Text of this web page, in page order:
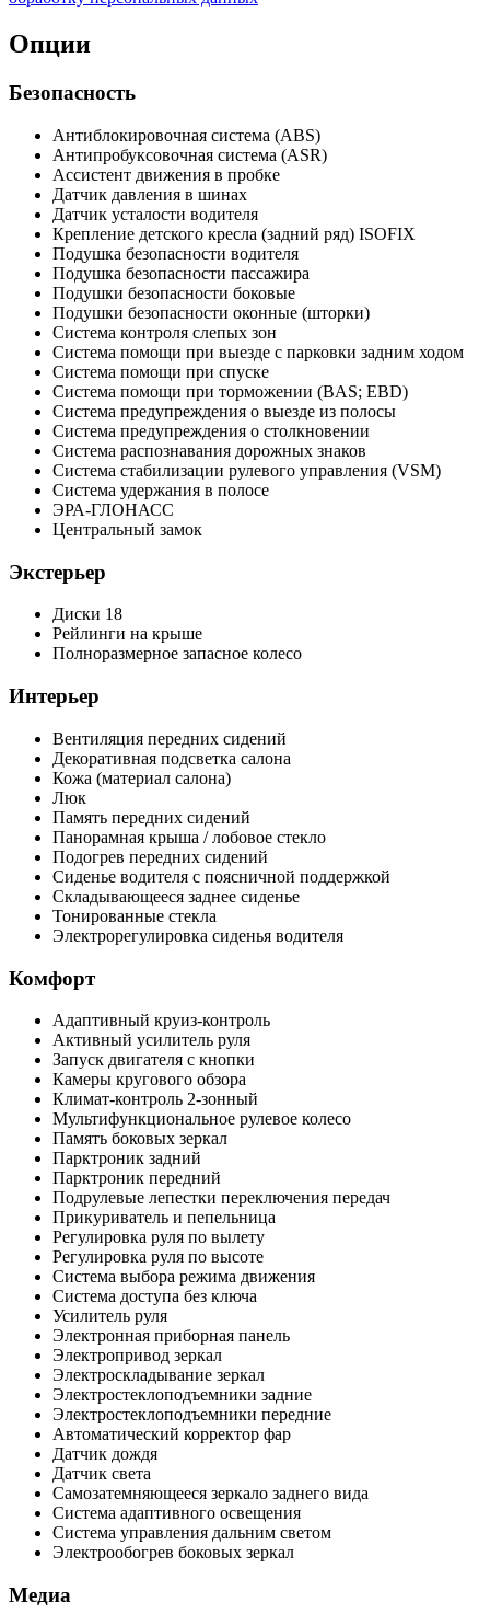
Опции
Безопасность
Антиблокировочная система (ABS)
Антипробуксовочная система (ASR)
Ассистент движения в пробке
Датчик давления в шинах
Датчик усталости водителя
Крепление детского кресла (задний ряд) ISOFIX
Подушка безопасности водителя
Подушка безопасности пассажира
Подушки безопасности боковые
Подушки безопасности оконные (шторки)
Система контроля слепых зон
Система помощи при выезде с парковки задним ходом
Система помощи при спуске
Система помощи при торможении (BAS; EBD)
Система предупреждения о выезде из полосы
Система предупреждения о столкновении
Система распознавания дорожных знаков
Система стабилизации рулевого управления (VSM)
Система удержания в полосе
ЭРА-ГЛОНАСС
Центральный замок
Экстерьер
Диски 18
Рейлинги на крыше
Полноразмерное запасное колесо
Интерьер
Вентиляция передних сидений
Декоративная подсветка салона
Кожа (материал салона)
Люк
Память передних сидений
Панорамная крыша / лобовое стекло
Подогрев передних сидений
Сиденье водителя с поясничной поддержкой
Складывающееся заднее сиденье
Тонированные стекла
Электрорегулировка сиденья водителя
Комфорт
Адаптивный круиз-контроль
Активный усилитель руля
Запуск двигателя с кнопки
Камеры кругового обзора
Климат-контроль 2-зонный
Мультифункциональное рулевое колесо
Память боковых зеркал
Парктроник задний
Парктроник передний
Подрулевые лепестки переключения передач
Прикуриватель и пепельница
Регулировка руля по вылету
Регулировка руля по высоте
Система выбора режима движения
Система доступа без ключа
Усилитель руля
Электронная приборная панель
Электропривод зеркал
Электроскладывание зеркал
Электростеклоподъемники задние
Электростеклоподъемники передние
Автоматический корректор фар
Датчик дождя
Датчик света
Самозатемняющееся зеркало заднего вида
Система адаптивного освещения
Система управления дальним светом
Электрообогрев боковых зеркал
Медиа